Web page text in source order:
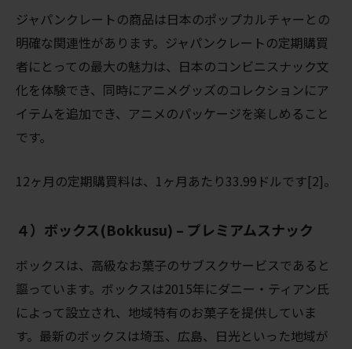
ジャパンクレートの商品は日本のポップカルチャーとの
明確な関連性があります。ジャパンクレートの定期購買
者にとっての最大の魅力は、日本のコンビニスナック文
化を体験でき、同時にアニメグッズのコレクションにア
イテムを追加でき、アニメのパッケージを楽しめること
です。
12ヶ月の定期購買料は、1ヶ月あたり33.99ドルです[2]。
４）ボックス(Bokkusu) – プレミアムスナック
ボックスは、高級なお菓子のサブスクサービスであると
謳っています。ボックスは2015年にダニー・ティアン氏
によって設立され、地域特有のお菓子を提供していま
す。最新のボックスは埼玉、広島、日光といった地域が